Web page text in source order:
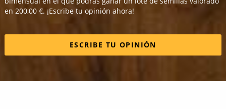
en 200,00 €. ¡Escribe tu opinión ahora!
ESCRIBE TU OPINIÓN